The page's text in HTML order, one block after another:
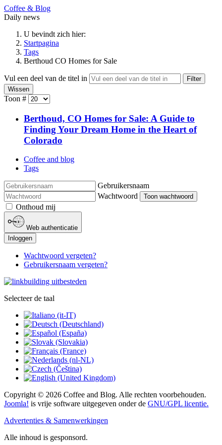
Coffee & Blog
Daily news
U bevindt zich hier:
Startpagina
Tags
Berthoud CO Homes for Sale
Vul een deel van de titel in
Filter
Wissen
Toon #
Berthoud, CO Homes for Sale: A Guide to
Finding Your Dream Home in the Heart of
Colorado
Coffee and blog
Tags
Gebruikersnaam
Wachtwoord
Toon wachtwoord
Onthoud mij
Web authenticatie
Inloggen
Wachtwoord vergeten?
Gebruikersnaam vergeten?
Selecteer de taal
Copyright © 2026 Coffee and Blog. Alle rechten voorbehouden.
Joomla! is vrije software uitgegeven onder de GNU/GPL licentie.
Advertenties & Samenwerkingen
Alle inhoud is gesponsord.